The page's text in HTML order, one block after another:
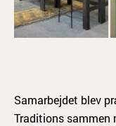
Samarbejdet blev
Traditions sammen